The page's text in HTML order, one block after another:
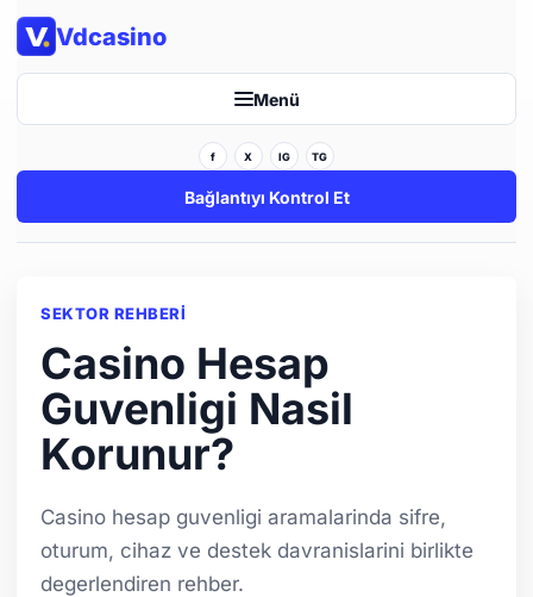
Vdcasino
Menü
f X IG TG
Bağlantıyı Kontrol Et
SEKTOR REHBERI
Casino Hesap
Guvenligi Nasil
Korunur?
Casino hesap guvenligi aramalarinda sifre,
oturum, cihaz ve destek davranislarini birlikte
degerlendiren rehber.